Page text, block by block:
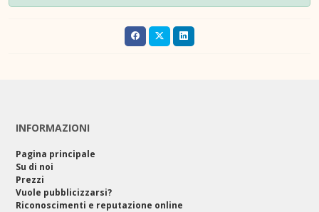
INFORMAZIONI
Pagina principale
Su di noi
Prezzi
Vuole pubblicizzarsi?
Riconoscimenti e reputazione online